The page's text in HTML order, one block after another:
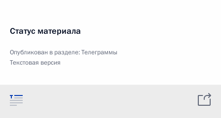
Статус материала
Опубликован в разделе:Телеграммы
Текстовая версия